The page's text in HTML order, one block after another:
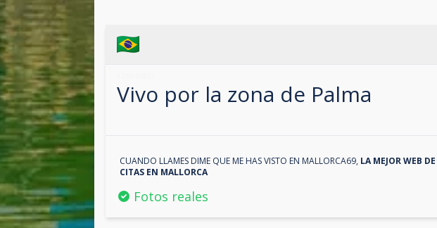
Vivo por la zona de Palma
CUANDO LLAMES DIME QUE ME HAS VISTO EN MALLORCA69, LA MEJOR WEB DE
CITAS EN MALLORCA
Fotos reales